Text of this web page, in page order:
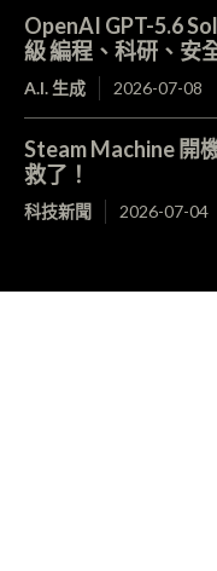
OpenAI GPT-5.6
級 編程、科研、安
A.I. 生成 2026-07-08
Steam Machine 開
救了！
科技新聞 2026-07-04